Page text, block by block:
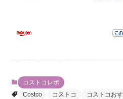
コストコレポ
Costco
コストコ コストコお